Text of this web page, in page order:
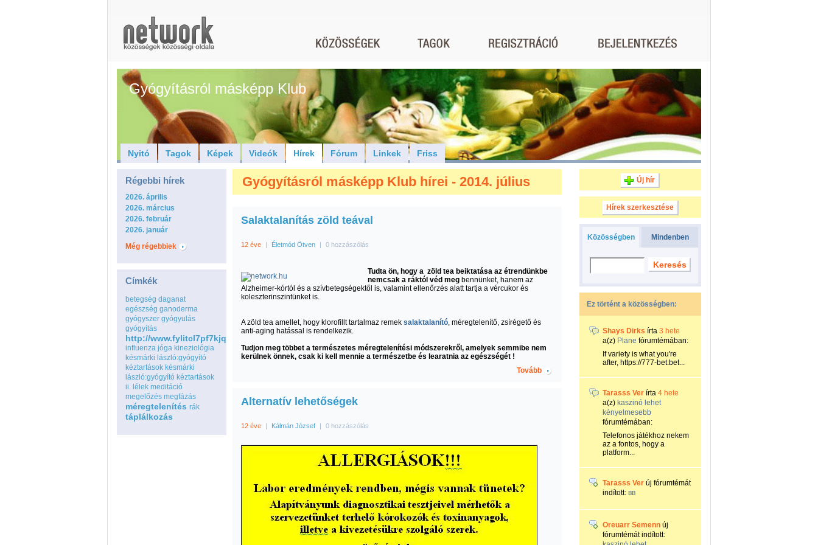
Gyógyításról másképp Klub
Nyitó Tagok Képek Videók Hírek Fórum Linkek Friss
Régebbi hírek
2026. április
2026. március
2026. február
2026. január
Még régebbiek
Címkék
betegség daganat
egészség ganoderma
gyógyszer gyógyulás
gyógyítás
http://www.fylitcl7pf7kjqdduolqouaxtxbj5ing.com
influenza jóga kineziológia
késmárki lászló:gyógyító
kéztartások késmárki
lászló:gyógyító kéztartások
ii. lélek meditáció
megelőzés megfázás
méregtelenítés rák
táplálkozás
Gyógyításról másképp Klub hírei - 2014. július
Salaktalanítás zöld teával
12 éve | Életmód Ötven | 0 hozzászólás
Tudta ön, hogy a zöld tea beiktatása az étrendünkbe
nemcsak a ráktól véd meg bennünket, hanem az
Alzheimer-kórtól és a szívbetegségektől is, valamint ellenőrzés alatt tartja a vércukor és
koleszterinszintünket is.
A zöld tea amellet, hogy klorofillt tartalmaz remek salaktalanító, méregtelenítő, zsírégető és
anti-aging hatással is rendelkezik.
Tudjon meg többet a természetes méregtelenítési módszerekről, amelyek semmibe nem
kerülnek önnek, csak ki kell mennie a természetbe és learatnia az egészségét !
Tovább
Alternatív lehetőségek
12 éve | Kálmán József | 0 hozzászólás
Új hír
Hírek szerkesztése
Közösségben Mindenben
Ez történt a közösségben:
Shays Dirks írta 3 hete
a(z) Plane fórumtémában:
If variety is what you're
after, https://777-bet.bet...
Tarasss Ver írta 4 hete
a(z) kaszinó lehet
kényelmesebb
fórumtémában:
Telefonos játékhoz nekem
az a fontos, hogy a
platform...
Tarasss Ver új fórumtémát
indított: вв
Oreuarr Semenn új
fórumtémát indított: